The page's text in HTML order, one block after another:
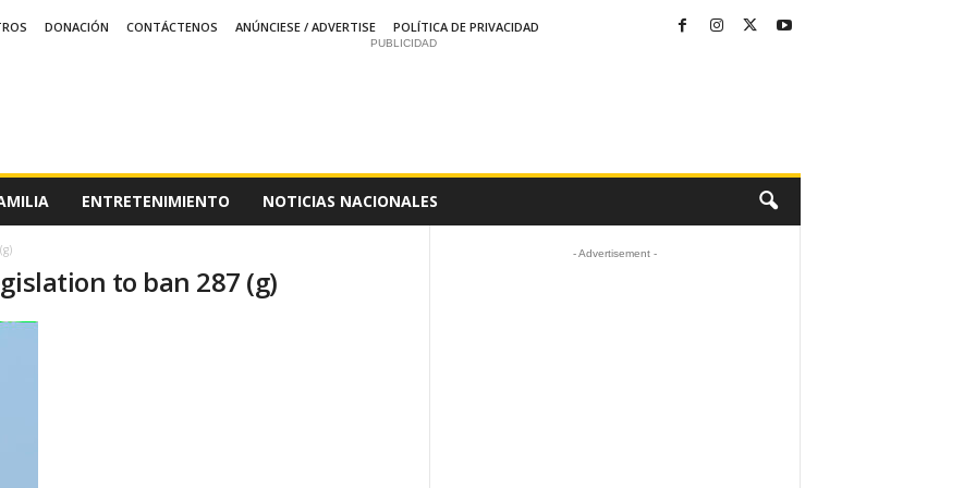
DONACIÓN CONTÁCTENOS ANÚNCIESE / ADVERTISE
POLÍTICA DE PRIVACIDAD
PUBLICIDAD
ENTRETENIMIENTO NOTICIAS NACIONALES
to ban 287 (g)
- Advertisement -